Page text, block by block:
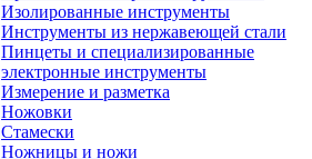
Изолированные инструменты
Инструменты из нержавеющей стали
Пинцеты и специализированные
электронные инструменты
Измерение и разметка
Ножовки
Стамески
Ножницы и ножи